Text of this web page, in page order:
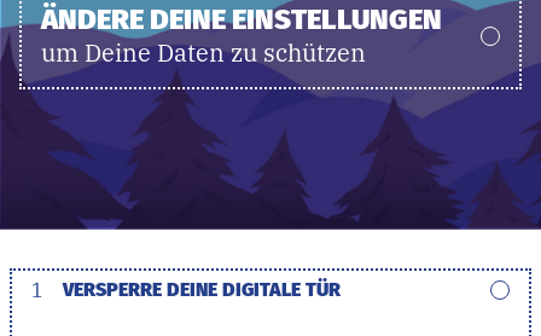
ÄNDERE DEINE EINSTELLUNGEN
um Deine Daten zu schützen
1 VERSPERRE DEINE DIGITALE TÜR